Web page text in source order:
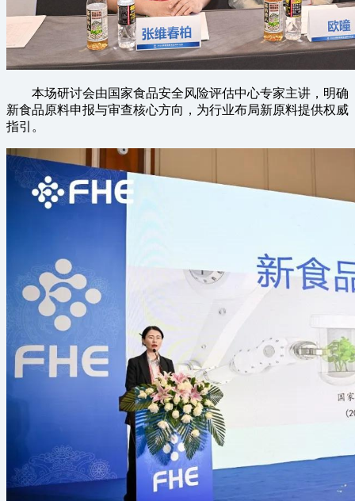
本场研讨会由国家食品安全风险评估中心专家主讲，明确
新食品原料申报与审查核心方向，为行业布局新原料提供权威
指引。